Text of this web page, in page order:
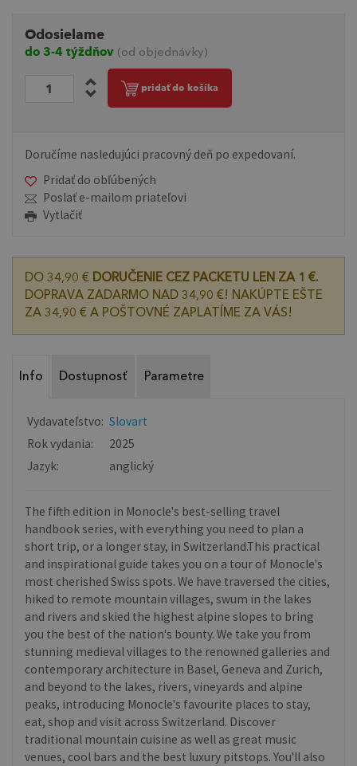
Odosielame
do 3-4 týždňov (od objednávky)
pridať do košíka
Doručíme nasledujúci pracovný deň po expedovaní.
Pridať do obľúbených
Poslať e-mailom priateľovi
Vytlačiť
DO 34,90 € DORUČENIE CEZ PACKETU LEN ZA 1 €.
DOPRAVA ZADARMO NAD 34,90 €! NAKÚPTE EŠTE
ZA 34,90 € A POŠTOVNÉ ZAPLATÍME ZA VÁS!
Info Dostupnosť Parametre
Vydavateľstvo: Slovart
Rok vydania:
2025
Jazyk:
anglický
The fifth edition in Monocle's best-selling travel
handbook series, with everything you need to plan a
short trip, or a longer stay, in Switzerland.This practical
and inspirational guide takes you on a tour of Monocle's
most cherished Swiss spots. We have traversed the cities,
hiked to remote mountain villages, swum in the lakes
and rivers and skied the highest alpine slopes to bring
you the best of the nation's bounty. We take you from
stunning medieval villages to the renowned galleries and
contemporary architecture in Basel, Geneva and Zurich,
and beyond to the lakes, rivers, vineyards and alpine
peaks, introducing Monocle's favourite places to stay,
eat, shop and visit across Switzerland. Discover
traditional mountain cuisine as well as great music
venues, cool bars and the best luxury pitstops. You'll also